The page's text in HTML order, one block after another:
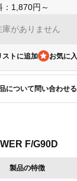
：1,870円～
庫がありません
ストに追加
について問い合わせる
F/G90D
製品の特徴